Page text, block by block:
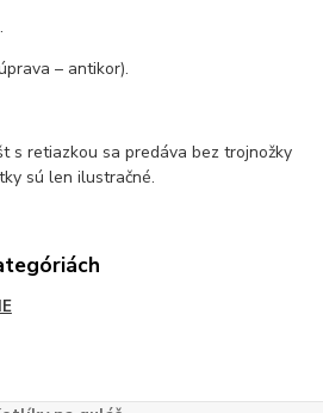
– antikor).
s retiazkou sa predáva bez trojnožky
sú len ilustračné.